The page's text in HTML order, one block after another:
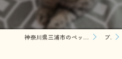
神奈川県三浦市のペットシッターならわんこといっしょ ブログ